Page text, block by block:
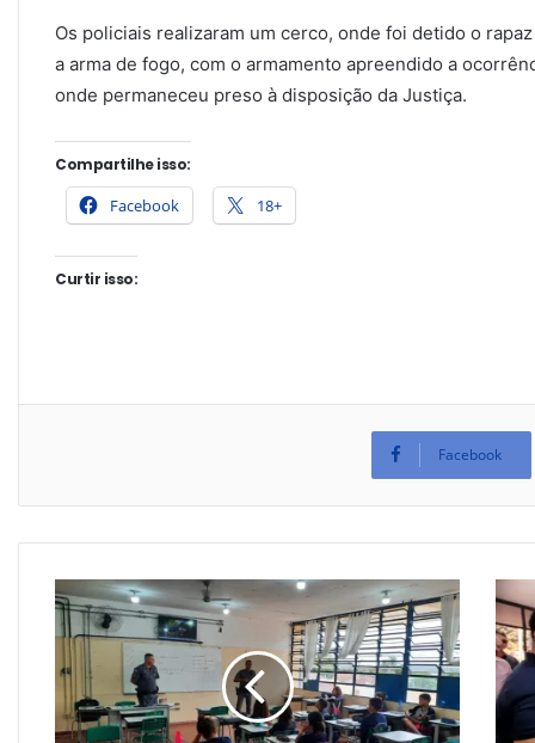
Os policiais realizaram um cerco, onde foi detido o
a arma de fogo, com o armamento apreendido a
onde permaneceu preso à disposição da Justiça.
Compartilhe isso:
Facebook 18+
Curtir isso:
Facebook